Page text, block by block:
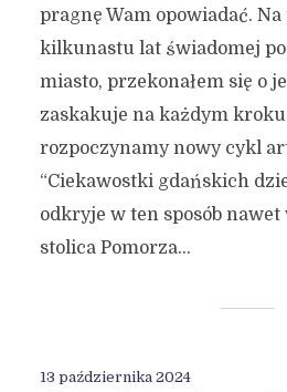
pragnę Wam opowiadać.
kilkunastu lat świadomej
miasto, przekonałem się o
zaskakuje na każdym
rozpoczynamy nowy cykl
“Ciekawostki gdańskich
odkryje w ten sposób nawet
stolica Pomorza...
13 października 2024